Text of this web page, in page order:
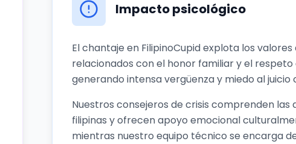
Impacto psicológico
El chantaje en FilipinoCupid explota los
relacionados con el honor familiar y el
generando intensa vergüenza y miedo al juicio
Nuestros consejeros de crisis comprenden las
filipinas y ofrecen apoyo emocional
mientras nuestro equipo técnico se encarga